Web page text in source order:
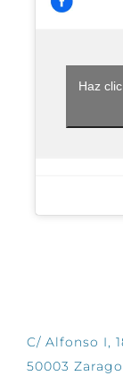
Haz
C/ Alfonso I,
50003